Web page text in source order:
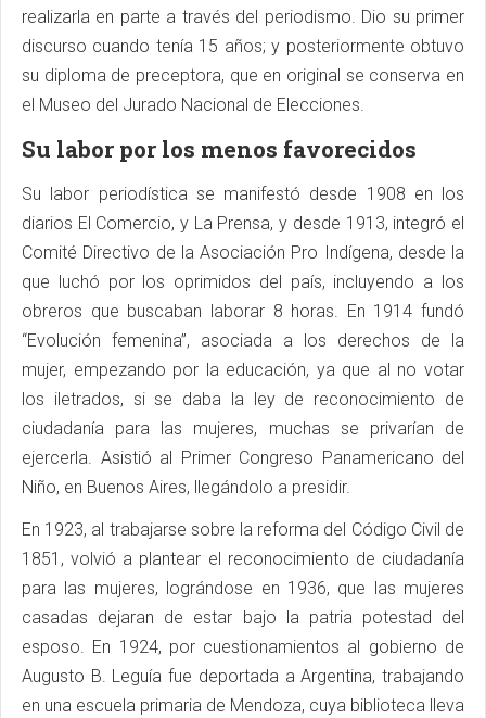
realizarla en parte a través del periodismo. Dio su primer
discurso cuando tenía 15 años; y posteriormente obtuvo
su diploma de preceptora, que en original se conserva en
el Museo del Jurado Nacional de Elecciones.
Su labor por los menos favorecidos
Su labor periodística se manifestó desde 1908 en los
diarios El Comercio, y La Prensa, y desde 1913, integró el
Comité Directivo de la Asociación Pro Indígena, desde la
que luchó por los oprimidos del país, incluyendo a los
obreros que buscaban laborar 8 horas. En 1914 fundó
“Evolución femenina”, asociada a los derechos de la
mujer, empezando por la educación, ya que al no votar
los iletrados, si se daba la ley de reconocimiento de
ciudadanía para las mujeres, muchas se privarían de
ejercerla. Asistió al Primer Congreso Panamericano del
Niño, en Buenos Aires, llegándolo a presidir.
En 1923, al trabajarse sobre la reforma del Código Civil de
1851, volvió a plantear el reconocimiento de ciudadanía
para las mujeres, lográndose en 1936, que las mujeres
casadas dejaran de estar bajo la patria potestad del
esposo. En 1924, por cuestionamientos al gobierno de
Augusto B. Leguía fue deportada a Argentina, trabajando
en una escuela primaria de Mendoza, cuya biblioteca lleva